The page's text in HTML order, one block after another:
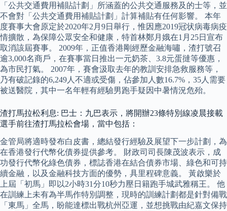
「公共交通費用補貼計劃」所涵蓋的公共交通服務及的士等，並
不會對「公共交通費用補貼計劃」計算補貼有任何影響。 本年
度賽事大會原定於2020年2月9日舉行，惟因應2019冠状病毒病疫
情擴散，為保障公眾安全和健康，特首林鄭月娥在1月25日宣布
取消該屆賽事。 2009年，正值香港剛經歷金融海嘯，渣打號召
逾3,000名商戶，在賽事當日推出一元奶茶、3.8元蛋撻等優惠，
為市民打氣。 2007年，賽會汲取去年的教訓安排急救服務等，
乃有破記錄的6,249人不適或受傷，佔參加人數16.7%，35人需要
被送醫院，其中一名年輕有經驗男跑手疑因中暑情況危殆。
渣打馬拉松利息: 巴士：九巴表示，將開辦23條特別線凌晨接載
選手前往渣打馬拉松會場，當中包括：
金管局將適時發布白皮書，總結發行經驗及展望下一步計劃，為
在香港發行代幣化債券提供參考。 財政司司長陳茂波表示，成
功發行代幣化綠色債券，標誌香港在結合債券市場、綠色和可持
續金融，以及金融科技方面的優勢，具里程碑意義。 黃啟樂於
上屆「初馬」即以2小時31分10秒力壓日籍跑手城武雅稱王。 他
在訓練上未有為半馬作特別調整，現時的訓練計劃都是針對備戰
「東馬」全馬，盼能達標出戰杭州亞運，並想挑戰由紀嘉文保持